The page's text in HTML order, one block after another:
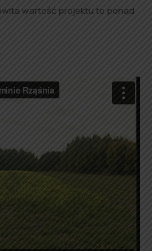
wartość projektu to ponad